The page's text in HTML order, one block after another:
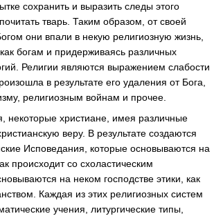
сохранить и выразить следы этого
тварь. Таким образом, от своей
они впали в некую религиозную жизнь,
богам и придерживаясь различных
Религии являются выражением слабости
в результате его удаления от Бога,
религиозным войнам и прочее.
некоторые христиане, имея различные
веру. В результате создаются
Исповедания, которые основываются на
происходит со схоластическим
на неком господстве этики, как
Каждая из этих религиозных систем
учения, литургические типы,